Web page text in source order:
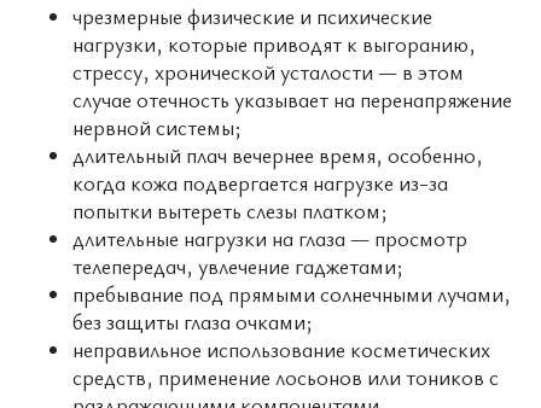
чрезмерные физические и психические
нагрузки, которые приводят к выгоранию,
стрессу, хронической усталости — в этом
случае отечность указывает на перенапряжение
нервной системы;
длительный плач вечернее время, особенно,
когда кожа подвергается нагрузке из-за
попытки вытереть слезы платком;
длительные нагрузки на глаза — просмотр
телепередач, увлечение гаджетами;
пребывание под прямыми солнечными лучами,
без защиты глаза очками;
неправильное использование косметических
средств, применение лосьонов или тоников с